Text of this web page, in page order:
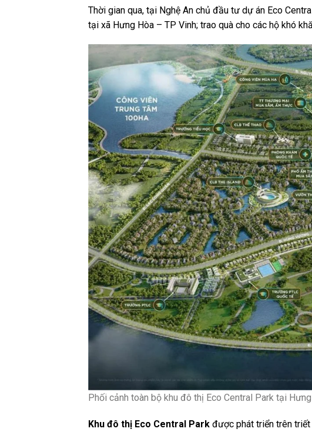
Thời gian qua, tại Nghệ An chủ đầu tư dự án Eco
tại xã Hưng Hòa – TP Vinh; trao quà cho các hộ khó
Phối cảnh toàn bộ khu đô thị Eco Central Park tại Hưng
Khu đô thị Eco Central Park được phát triển trên triết